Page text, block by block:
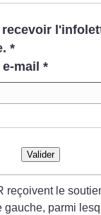
*
mail *
Valider
reçoivent le
gauche, parmi